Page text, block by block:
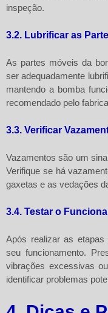
inspeção.
3.2. Lubrificar as
As partes móveis da
ser adequadamente
mantendo a bomba
recomendado pelo
3.3. Verificar
Vazamentos são um
Verifique se há
gaxetas e as vedações
3.4. Testar o
Após realizar as
seu funcionamento.
vibrações excessivas
identificar problemas